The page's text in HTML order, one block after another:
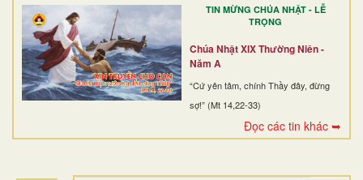
TIN MỪNG CHÚA NHẬT - LỄ
TRỌNG
Chúa Nhật XIX Thường Niên -
Năm A
“Cứ yên tâm, chính Thầy đây, đừng
sợ!” (Mt 14,22-33)
Đọc các tin khác ➥
DÒNG TU
BAN MỤC VỤ
ĐOÀN THỂ CG
ĐIỂM HÀNH HƯƠNG